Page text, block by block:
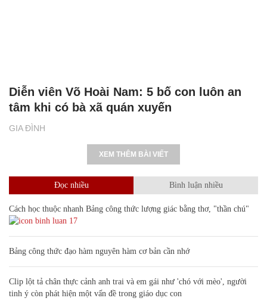
GIA ĐÌNH
Diễn viên Võ Hoài Nam: 5 bố con luôn an
tâm khi có bà xã quán xuyến
XEM THÊM BÀI VIẾT
Đọc nhiều Bình luận nhiều
Cách học thuộc nhanh Bảng công thức lượng giác bằng thơ, "thần chú"
17
Bảng công thức đạo hàm nguyên hàm cơ bản cần nhớ
Clip lột tả chân thực cảnh anh trai và em gái như 'chó với mèo', người
tinh ý còn phát hiện một vấn đề trong giáo dục con